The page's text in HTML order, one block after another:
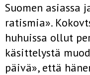
Suomen asiassa
ratismia».
huhuissa ollut
käsittelystä
päivä», että